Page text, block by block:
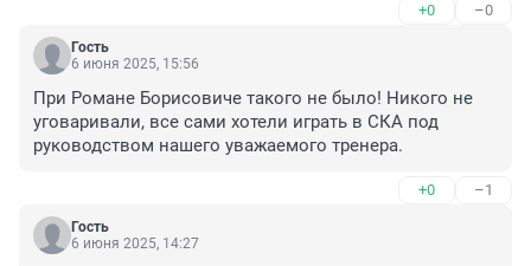
+0 –0
Гость
6 июня 2025, 15:56
При Романе Борисовиче такого не было! Никого не
уговаривали, все сами хотели играть в СКА под
руководством нашего уважаемого тренера.
+0 –1
Гость
6 июня 2025, 14:27